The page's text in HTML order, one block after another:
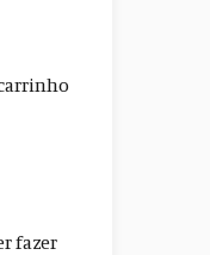
fazer